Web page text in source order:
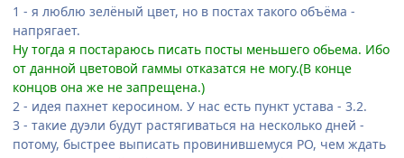
1 - я люблю зелёный цвет, но в постах такого объёма -
напрягает.
Ну тогда я постараюсь писать посты меньшего обьема. Ибо
от данной цветовой гаммы отказатся не могу.(В конце
концов она же не запрещена.)
2 - идея пахнет керосином. У нас есть пункт устава - 3.2.
3 - такие дуэли будут растягиваться на несколько дней -
потому, быстрее выписать провинившемуся РО, чем ждать